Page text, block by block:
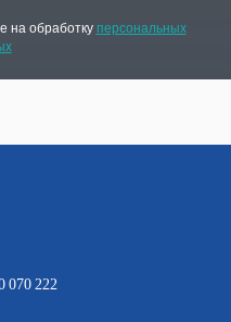
на обработку персональных
070 222